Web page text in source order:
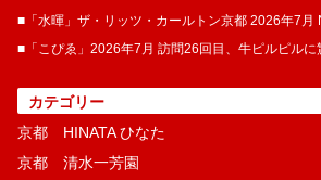
■「水暉」ザ・リッツ・カールトン京都 2026年7月
■「こぴゑ」2026年7月 訪問26回目、牛ピルピルに
カテゴリー
京都 HINATA ひなた
京都 清水一芳園